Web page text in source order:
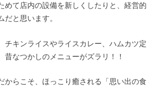
めて店内の設備を新しくしたりと、経営的
だと思います。
チキンライスやライスカレー、ハムカツ定
昔なつかしのメニューがズラリ！！
からこそ、ほっこり癒される「思い出の食